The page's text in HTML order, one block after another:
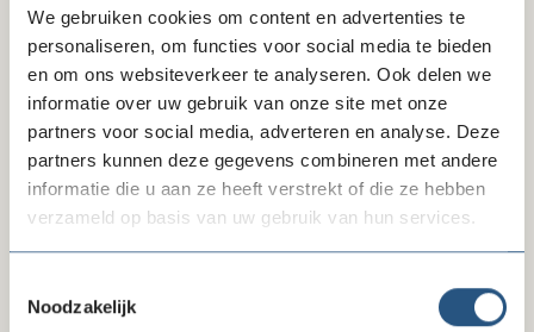
We gebruiken cookies om content en advertenties te
personaliseren, om functies voor social media te bieden
en om ons websiteverkeer te analyseren. Ook delen we
informatie over uw gebruik van onze site met onze
partners voor social media, adverteren en analyse. Deze
partners kunnen deze gegevens combineren met andere
informatie die u aan ze heeft verstrekt of die ze hebben
verzameld op basis van uw gebruik van hun services.
Noodzakelijk
Locatie:online via Zoom, de webinar wordt
opgenomen
Kosten:gratis en voor iedereen te volgen
Over Geven in Nederland
Het onderzoek Geven in Nederland is een onderzoek
dat elke twee keer per jaar wordt uitgevoerd door de
onderzoek is in 2024 gepresenteerd over het